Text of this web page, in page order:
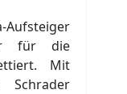
Aufsteiger
für die
Mit